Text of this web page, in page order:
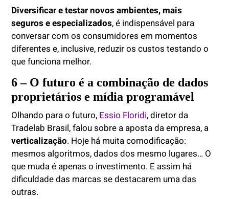
Diversificar e testar novos ambientes, mais
seguros e especializados, é indispensável para
conversar com os consumidores em momentos
diferentes e, inclusive, reduzir os custos testando o
que funciona melhor.
6 – O futuro é a combinação de dados
proprietários e mídia programável
Olhando para o futuro, Essio Floridi, diretor da
Tradelab Brasil, falou sobre a aposta da empresa, a
verticalização. Hoje há muita comodificação:
mesmos algoritmos, dados dos mesmo lugares… O
que muda é apenas o investimento. E assim há
dificuldade das marcas se destacarem uma das
outras.